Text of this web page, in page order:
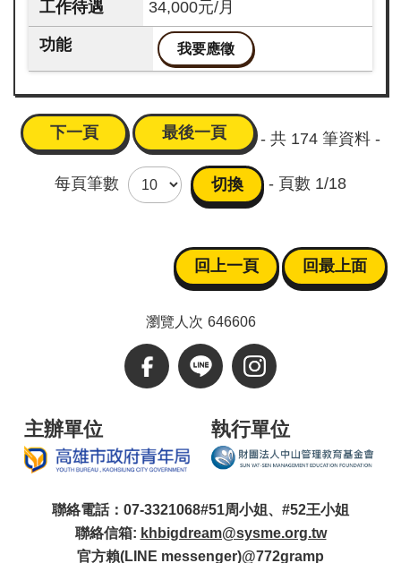
34,000元/月
我要應徵
下一頁 最後一頁 - 共 174 筆資料 -
每頁筆數 - 頁數 1/18
回上一頁 回最上面
瀏覽人次 646606
主辦單位 執行單位
聯絡電話：07-3321068#51周小姐、#52王小姐
聯絡信箱: khbigdream@sysme.org.tw
官方賴(LINE messenger)@772gramp